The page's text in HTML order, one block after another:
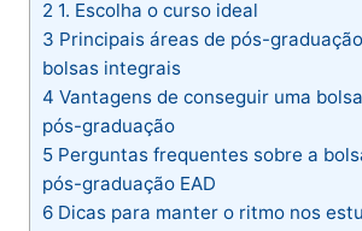
2 1. Escolha o curso ideal
3 Principais áreas de pós-
bolsas integrais
4 Vantagens de conseguir uma
pós-graduação
5Perguntas frequentes sobre a
pós-graduação EAD
6Dicas para manter o ritmo nos